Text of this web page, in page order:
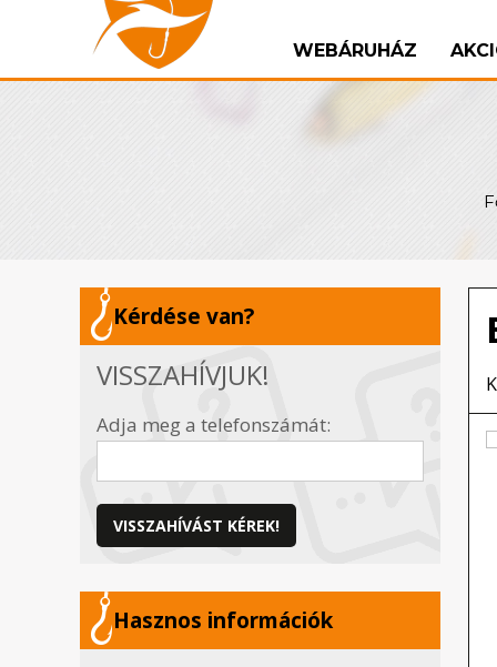
WEBÁRUHÁZ
Kérdése van?
VISSZAHÍVJUK!
Adja meg a telefonszámát:
VISSZAHÍVÁST KÉREK!
Hasznos információk